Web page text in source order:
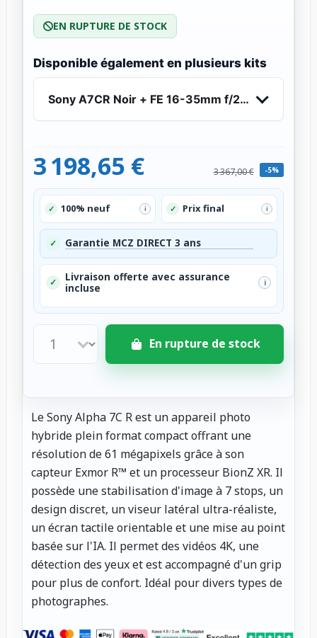
EN RUPTURE DE STOCK
Disponible également en plusieurs kits
Sony A7CR Noir + FE 16-35mm f/2.8 GM -
3 198,65 € 3 367,00 € -5%
✓ 100% neuf i ✓ Prix final i
✓ Garantie MCZ DIRECT 3 ans
✓
Livraison offerte avec assurance
incluse
i
En rupture de stock
Le Sony Alpha 7C R est un appareil photo
hybride plein format compact offrant une
résolution de 61 mégapixels grâce à son
capteur Exmor R™ et un processeur BionZ XR. Il
possède une stabilisation d'image à 7 stops, un
design discret, un viseur latéral ultra-réaliste,
un écran tactile orientable et une mise au point
basée sur l'IA. Il permet des vidéos 4K, une
détection des yeux et est accompagné d'un grip
pour plus de confort. Idéal pour divers types de
photographes.